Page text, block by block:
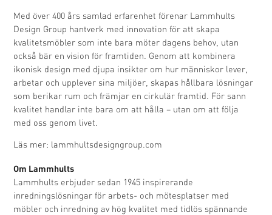
Med över 400 års samlad erfarenhet förenar Lammhults
Design Group hantverk med innovation för att skapa
kvalitetsmöbler som inte bara möter dagens behov, utan
också bär en vision för framtiden. Genom att kombinera
ikonisk design med djupa insikter om hur människor lever,
arbetar och upplever sina miljöer, skapas hållbara lösningar
som berikar rum och främjar en cirkulär framtid. För sann
kvalitet handlar inte bara om att hålla – utan om att följa
med oss genom livet.
Läs mer: lammhultsdesigngroup.com
Om Lammhults
Lammhults erbjuder sedan 1945 inspirerande
inredningslösningar för arbets- och mötesplatser med
möbler och inredning av hög kvalitet med tidlös spännande